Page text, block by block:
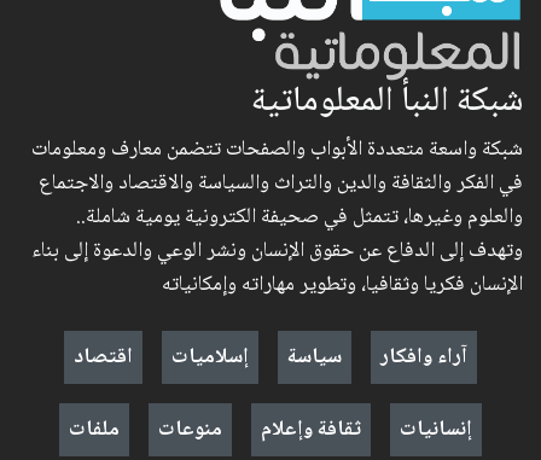
شبكة النبأ المعلوماتية
شبكة واسعة متعددة الأبواب والصفحات تتضمن معارف ومعلومات
في الفكر والثقافة والدين والتراث والسياسة والاقتصاد والاجتماع
والعلوم وغيرها، تتمثل في صحيفة الكترونية يومية شاملة..
وتهدف إلى الدفاع عن حقوق الإنسان ونشر الوعي والدعوة إلى بناء
الإنسان فكريا وثقافيا، وتطوير مهاراته وإمكانياته
آراء وافكار
سياسة إسلاميات
اقتصاد
إنسانيات
ثقافة وإعلام منوعات ملفات